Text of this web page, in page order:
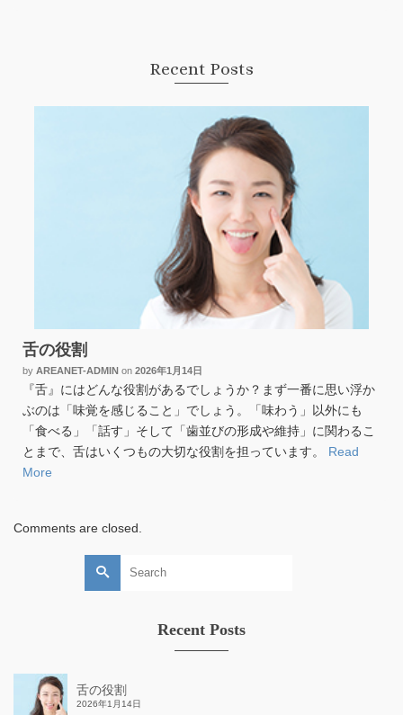
Recent Posts
舌の役割
by AREANET-ADMIN on 2026年1月14日
『舌』にはどんな役割があるでしょうか？まず一番に思い浮か
ぶのは「味覚を感じること」でしょう。「味わう」以外にも
「食べる」「話す」そして「歯並びの形成や維持」に関わるこ
とまで、舌はいくつもの大切な役割を担っています。 Read
More
Comments are closed.
Search
Recent Posts
舌の役割
2026年1月14日